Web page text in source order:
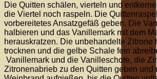
Die Quitten schälen, vierteln und
die Viertel noch raspeln. Die
vorbereitetes Ansatzgefäß geben. Die
halbieren und das Vanillemark mit dem
herauskratzen. Die unbehandelte Zitrone
trocknen und die gelbe Schale fein
Vanillemark und die Vanilleschote, die
Zitronenabrieb zu den Quitten geben und